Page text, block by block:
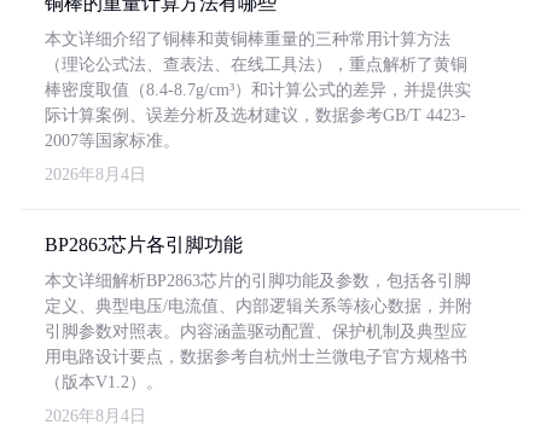
本文详细介绍了铜棒和黄铜棒重量的三种常用计算方法
（理论公式法、查表法、在线工具法），重点解析了黄铜
棒密度取值（8.4-8.7g/cm³）和计算公式的差异，并提供实
际计算案例、误差分析及选材建议，数据参考GB/T 4423-
2007等国家标准。
2026年8月4日
BP2863芯片各引脚功能
本文详细解析BP2863芯片的引脚功能及参数，包括各引脚
定义、典型电压/电流值、内部逻辑关系等核心数据，并附
引脚参数对照表。内容涵盖驱动配置、保护机制及典型应
用电路设计要点，数据参考自杭州士兰微电子官方规格书
（版本V1.2）。
2026年8月4日